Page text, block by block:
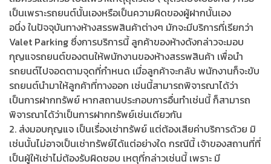
เป็นเพราะรถยนต์นั้นเองหรือเป็นความผิดของผู้ฝากนั้นเอง
อนึ่ง ในปัจจุบันทางห้างสรรพสินค้าต่างๆ มักจะมีบริการที่เรียกว่า
Valet Parking ซึ่งการบริการนี้ ลูกค้าของห้างดังกล่าวจะมอบ
กุญแจรถยนต์ของตนให้พนักงานของห้างสรรพสินค้า เพื่อนำ
รถยนต์ไปจอดตามจุดที่กำหนด เมื่อลูกค้าจะกลับ พนักงานก็จะขับ
รถยนต์นำมาให้ลูกค้าที่ทางออก เช่นนี้สามารถพิจารณาได้ว่า
เป็นการฝากทรัพย์ หากสถานประกอบการอื่นทำเช่นนี้ ก็สามารถ
พิจารณาได้ว่าเป็นการฝากทรัพย์เช่นเดียวกัน
2. ส่งมอบกุญแจ เป็นเรื่องเช่าทรัพย์ แต่ต้องเสียค่าบริการด้วย มิ
เช่นนั้นไม่อาจเป็นเช่าทรัพย์ได้แต่อย่างใด กรณีนี้ เจ้าของสถานที่ที่
เป็นผู้ให้เช่าไม่ต้องรับผิดชอบ เหตุที่กล่าวเช่นนี้ เพราะ มี